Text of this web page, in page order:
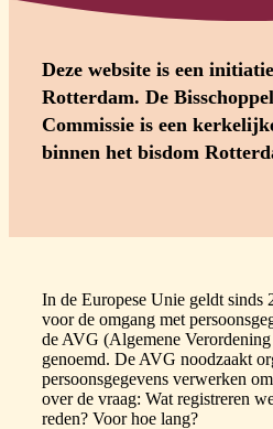
Deze website is een
Rotterdam. De
Commissie is een
binnen het bisdom
In de Europese Unie geldt sinds
voor de omgang met
de AVG (Algemene
genoemd. De AVG noodzaakt
persoonsgegevens verwerken
over de vraag: Wat registreren
reden? Voor hoe lang?